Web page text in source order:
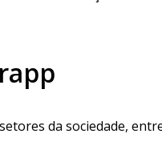
da sociedade,